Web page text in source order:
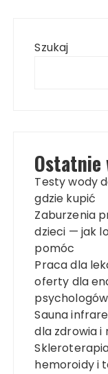
Szukaj
Ostatnie
Testy wody
gdzie kupić
Zaburzenia
dzieci — jak
pomóc
Praca dla
oferty dla
psychologów
Sauna
dla zdrowia i
hemoroidy i